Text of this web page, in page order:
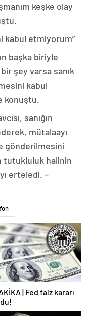
keşke olay
kabul etmiyorum”
başka biriyle
şey varsa sanık
kabul
konuştu.
sanığın
mütalaayı
gönderilmesini
tutukluluk halinin
erteledi. –
| Fed faiz kararı